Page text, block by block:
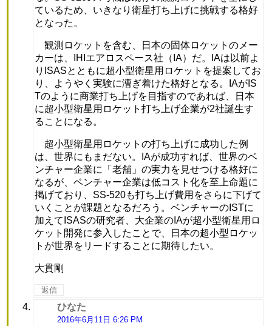
ているため、いきなり衛星打ち上げに挑戦する格好
となった。
観測ロケットを含む、日本の固体ロケットのメー
カーは、IHIエアロスペース社（IA）だ。IAは以前よ
りISASとともに超小型衛星用ロケットを提案してお
り、ようやく実験に漕ぎ着けた格好となる。IAがIS
Tのように商業打ち上げを目指すのであれば、日本
に超小型衛星用ロケット打ち上げ企業が2社誕生す
ることになる。
超小型衛星用ロケットの打ち上げに成功した例
は、世界にもまだない。IAが成功すれば、世界のベ
ンチャー企業に「老舗」の実力を見せつける格好に
なるが、ベンチャー企業は低コスト化を至上命題に
掲げており、SS-520も打ち上げ費用をさらに下げて
いくことが課題となるだろう。ベンチャーのISTに
加えてISASの研究者、大企業のIAが超小型衛星用ロ
ケット開発に参入したことで、日本の超小型ロケッ
トが世界をリードすることに期待したい。
大貫剛
返信
ひなた
り:
2016年6月11日 6:26 PM